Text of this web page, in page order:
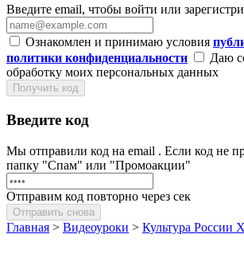
Введите email, чтобы войти или
Ознакомлен и принимаю условия
политики конфиденциальности
Даю
обработку моих персональных данных
Получить код
Введите код
Мы отправили код на email . Если код не
папку "Спам" или "Промоакции"
Отправим код повторно через сек
Отправить снова
Главная > Видеоуроки > Культура России